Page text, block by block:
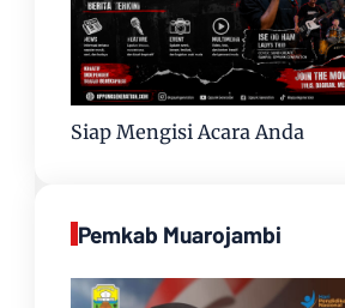
Siap Mengisi Acara Anda
Pemkab Muarojambi